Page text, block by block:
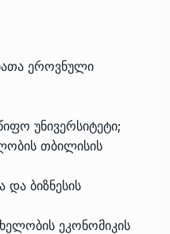
ეროვნული
უნივერსიტეტი;
თბილისის
და ბიზნესის
ეკონომიკის